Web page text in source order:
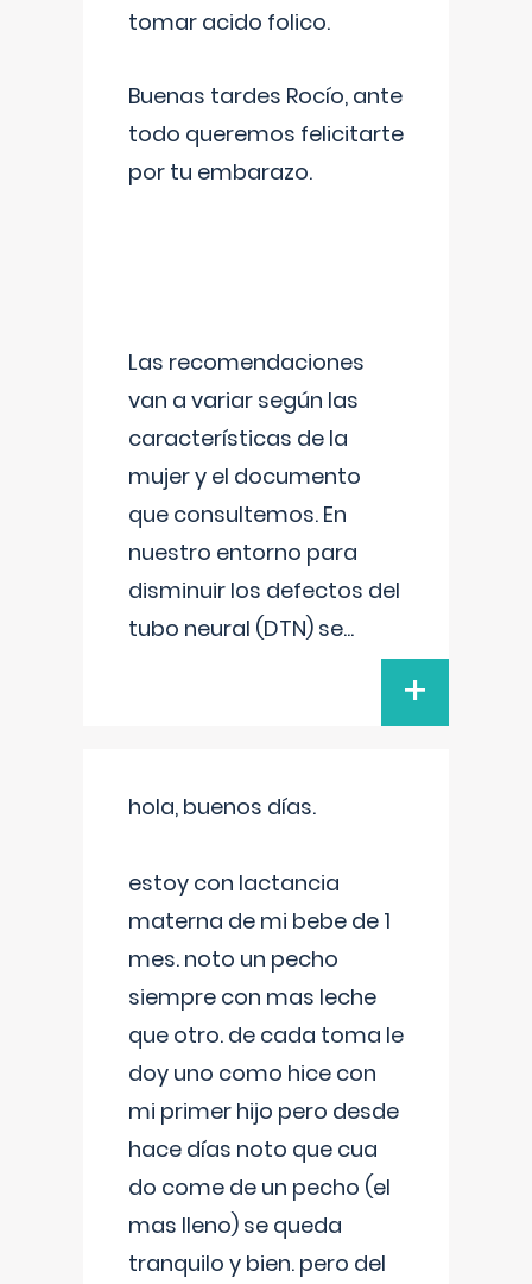
tomar acido folico.
Buenas tardes Rocío, ante
todo queremos felicitarte
por tu embarazo.
Las recomendaciones
van a variar según las
características de la
mujer y el documento
que consultemos. En
nuestro entorno para
disminuir los defectos del
tubo neural (DTN) se...
+
hola, buenos días.
estoy con lactancia
materna de mi bebe de 1
mes. noto un pecho
siempre con mas leche
que otro. de cada toma le
doy uno como hice con
mi primer hijo pero desde
hace días noto que cua
do come de un pecho (el
mas lleno) se queda
tranquilo y bien. pero del